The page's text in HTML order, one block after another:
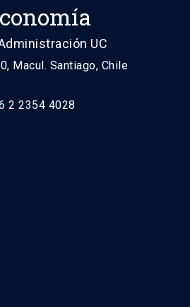
UC
Macul. Santiago, Chile
2 2354 4028